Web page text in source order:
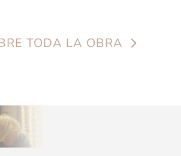
TODA LA OBRA